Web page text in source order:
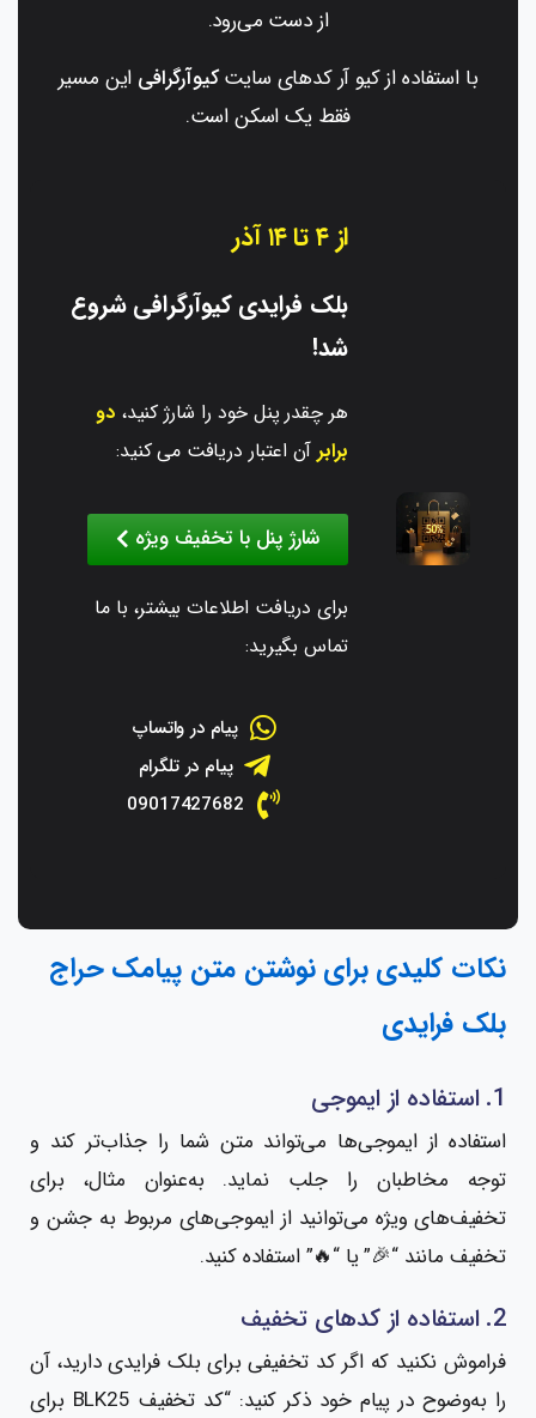
از دست می‌رود.
با استفاده از کیو آر کدهای سایتکیوآرگرافی این مسیر
فقط یک اسکن است.
از ۴ تا ۱۴ آذر
بلک فرایدی کیوآرگرافی شروع
شد!
هر چقدر پنل خود را شارژ کنید، دو
برابر آن اعتبار دریافت می کنید:
شارژ پنل با تخفیف ویژه
برای دریافت اطلاعات بیشتر، با ما
تماس بگیرید:
پیام در واتساپ
پیام در تلگرام
09017427682
نکات کلیدی برای نوشتن متن پیامک حراج
بلک فرایدی
1. استفاده از ایموجی‌
استفاده از ایموجی‌ها می‌تواند متن شما را جذاب‌تر کند و
توجه مخاطبان را جلب نماید. به‌عنوان مثال، برای
تخفیف‌های ویژه می‌توانید از ایموجی‌های مربوط به جشن و
تخفیف مانند “🎉” یا “🔥” استفاده کنید.
2. استفاده از کدهای تخفیف
فراموش نکنید که اگر کد تخفیفی برای بلک فرایدی دارید، آن
را به‌وضوح در پیام خود ذکر کنید: “کد تخفیف BLK25 برای